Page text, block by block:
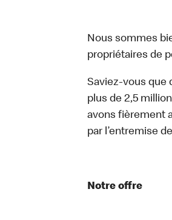
Nous sommes
propriétaires de
Saviez-vous que
plus de 2,5
avons fièrement
par l’entremise
Notre offre